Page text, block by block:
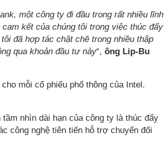
một công ty đi đầu trong rất nhiều lĩnh
kết của chúng tôi trong việc thúc đẩy
đã hợp tác chặt chẽ trong nhiều thập
qua khoản đầu tư này“, ông Lip-Bu
mỗi cổ phiếu phổ thông của Intel.
nhìn dài hạn của công ty là thúc đẩy
công nghệ tiên tiến hỗ trợ chuyển đổi